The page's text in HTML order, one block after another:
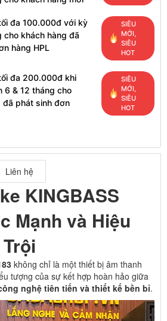
đa 100.000đ với kỳ
cho khách hàng đã
hàng HPL
SIÊU
MỚI,
SIÊU
HOT
đa 200.000đ khi
6 & 12 tháng cho
đã phát sinh đơn
SIÊU
MỚI,
SIÊU
HOT
Liên hệ
KINGBASS
Mạnh và Hiệu
không chỉ là một thiết bị âm thanh
tượng của sự kết hợp hoàn hảo giữa
nghệ tiên tiến và thiết kế bền bỉ.